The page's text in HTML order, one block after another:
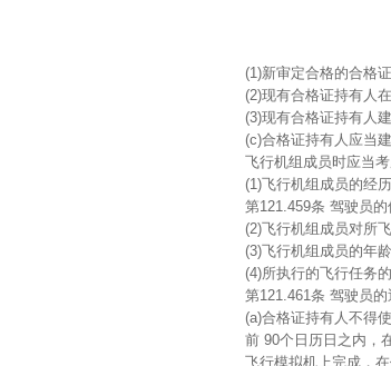
(1)新审定合格的合格
(2)现有合格证持有人
(3)现有合格证持有人
(c)合格证持有人应当
飞行机组成员时应当考
(1)飞行机组成员的经
第121.459条 驾驶员
(2)飞行机组成员对所
(3)飞行机组成员的年
(4)所执行的飞行任务的
第121.461条 驾驶员
(a)合格证持有人不得
前 90个日历日之内，
飞行模拟机上完成，